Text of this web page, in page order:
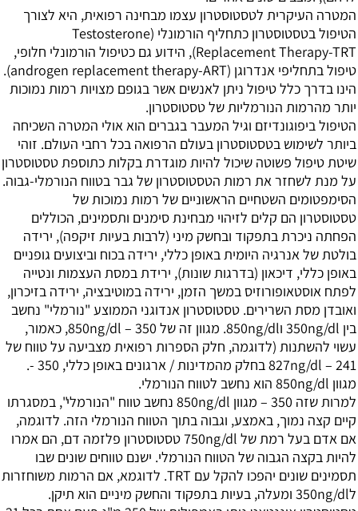
המטרה העיקרית לטסטוסטרון עצמו מבחינה רפואית, היא לצורך
הטיפול בטסטוסטרון כתחליף הורמונלי (Testosterone
Replacement Therapy-TRT), הידוע גם כטיפול הורמונלי חלופי,
טיפול בתחליפי אנדרוגן (androgen replacement therapy-ART).
הינו בדרך כלל טיפול ניתן לאנשים אשר בגופם מצויות רמות נמוכות
יותר מהרמות הנורמליות של טסטוסטרון.
הטיפול ביפוגונדיזם וגיל המעבר בגברים הוא אולי המטרה השכיחה
ביותר לשימוש בטסטוסטרון בעולם הרפואה בכל רחבי העולם. זוהי
שיטת טיפול פשוטה שיכול להיות מוגדרת בקלות כתוספת טסטוסטרון
על מנת לשחזר את רמות הטסטוסטרון של גבר בטווח הנורמלי-גבוה.
הסימפטומים השטחיים הראשוניים של רמות נמוכות של
טסטוסטרון הם קלים לזיהוי מבחינת סימנים ותסמינים, הכוללים
הפחתה ניכרת בתפקוד ובחשק מיני (לרבות בעיות זיקפה), ירידה
בולטת של אנרגיה היומית באופן כללי, ירידה בכוח וביצועים גופניים
באופן כללי, דיכאון (בדרגות שונות), ירידת במסת העצמות ונטייה
לפתח אוסטאופורוזיס במשך הזמן, ירידה במוטיבציה, ירידה בזיכרון,
ואובדן מסת השרירים. טסטוסטרון אנדוגני הממוצע "נורמלי" נחשב
בין 350ng/dl ו850ng/dl. מגוון זה של 350 – 850ng/dl, כאמור,
עשוי להשתנות (לדוגמה, חלק הספרות רפואית מצביעה על טווח של
241 – 827ng/dl בחלק מהמדינות / ארגונים באופן כללי, 350 -.
מגוון 850ng/dl הוא נחשב לטווח הנורמלי.
למרות שזה 350 – מגוון 850ng/dl נחשב טווח "הנורמלי", במסגרתו
קיים קצה נמוך, באמצע, וגבוה בתוך הטווח הנורמלי הזה. לדוגמה,
אם אדם בעל רמת של 750ng/dl טסטוסטרון פלזמה דם, הם אמרו
להיות בקצה הגבוה של הטווח הנורמלי. ישנם טווחים שונים שבו
תסמינים שונים יהפכו להקל עם TRT. לדוגמא, אם הרמות משוחזרות
ל350ng/dl ומעלה, בעיות בתפקוד והחשק מיניים הוא תיקן.